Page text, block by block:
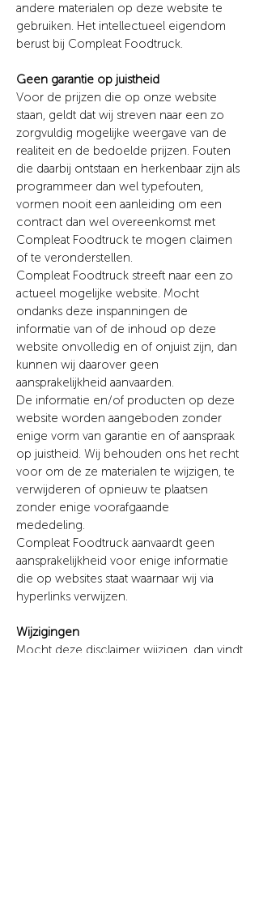
andere materialen op deze website te
gebruiken. Het intellectueel eigendom
berust bij Compleat Foodtruck.
Geen garantie op juistheid
Voor de prijzen die op onze website
staan, geldt dat wij streven naar een zo
zorgvuldig mogelijke weergave van de
realiteit en de bedoelde prijzen. Fouten
die daarbij ontstaan en herkenbaar zijn als
programmeer dan wel typefouten,
vormen nooit een aanleiding om een
contract dan wel overeenkomst met
Compleat Foodtruck te mogen claimen
of te veronderstellen.
Compleat Foodtruck streeft naar een zo
actueel mogelijke website. Mocht
ondanks deze inspanningen de
informatie van of de inhoud op deze
website onvolledig en of onjuist zijn, dan
kunnen wij daarover geen
aansprakelijkheid aanvaarden.
De informatie en/of producten op deze
website worden aangeboden zonder
enige vorm van garantie en of aanspraak
op juistheid. Wij behouden ons het recht
voor om de ze materialen te wijzigen, te
verwijderen of opnieuw te plaatsen
zonder enige voorafgaande
mededeling.
Compleat Foodtruck aanvaardt geen
aansprakelijkheid voor enige informatie
die op websites staat waarnaar wij via
hyperlinks verwijzen.
Wijzigingen
Mocht deze disclaimer wijzigen, dan vindt